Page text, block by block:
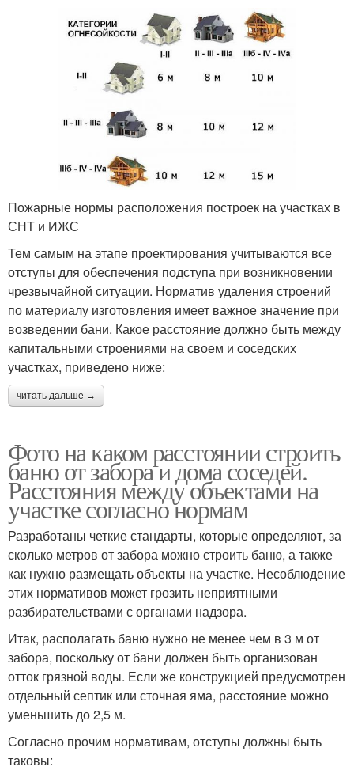
Пожарные нормы расположения построек на участках в
СНТ и ИЖС
Тем самым на этапе проектирования учитываются все
отступы для обеспечения подступа при возникновении
чрезвычайной ситуации. Норматив удаления строений
по материалу изготовления имеет важное значение при
возведении бани. Какое расстояние должно быть между
капитальными строениями на своем и соседских
участках, приведено ниже:
читать дальше →
Фото на каком расстоянии строить
баню от забора и дома соседей.
Расстояния между объектами на
участке согласно нормам
Разработаны четкие стандарты, которые определяют, за
сколько метров от забора можно строить баню, а также
как нужно размещать объекты на участке. Несоблюдение
этих нормативов может грозить неприятными
разбирательствами с органами надзора.
Итак, располагать баню нужно не менее чем в 3 м от
забора, поскольку от бани должен быть организован
отток грязной воды. Если же конструкцией предусмотрен
отдельный септик или сточная яма, расстояние можно
уменьшить до 2,5 м.
Согласно прочим нормативам, отступы должны быть
таковы: